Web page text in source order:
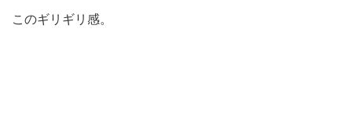
このギリギリ感。